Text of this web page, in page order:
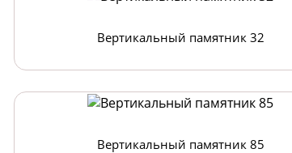
Вертикальный памятник 32
Вертикальный памятник 85